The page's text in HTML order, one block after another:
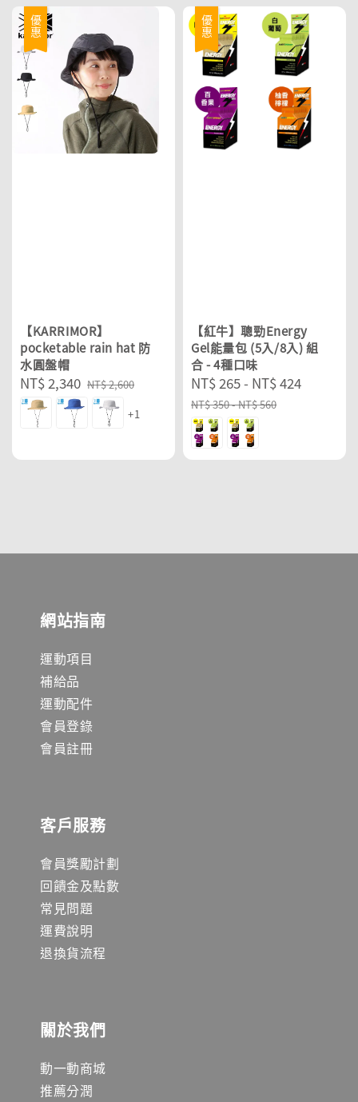
優惠
【KARRIMOR】
pocketable rain hat 防
水圓盤帽
Sale
price
NT$ 2,340 Regular
price
NT$ 2,600
+1
優惠
【紅牛】聰勁Energy
Gel能量包 (5入/8入) 組
合 - 4種口味
Sale
price
NT$ 265- NT$ 424
NT$ 350-NT$ 560
網站指南
運動項目
補給品
運動配件
會員登錄
會員註冊
客戶服務
會員獎勵計劃
回饋金及點數
常見問題
運費說明
退換貨流程
關於我們
動一動商城
推薦分潤